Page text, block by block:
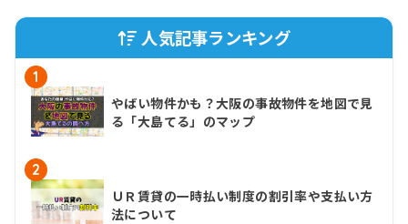
人気記事ランキング
1
やばい物件かも？大阪の事故物件を地図で見
る「大島てる」のマップ
2
ＵＲ賃貸の一時払い制度の割引率や支払い方
法について